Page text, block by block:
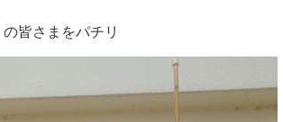
皆さまをパチリ